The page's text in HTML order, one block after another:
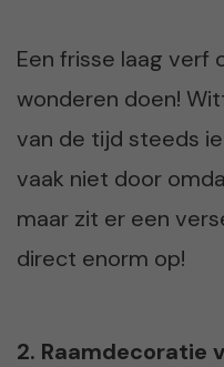
Een frisse laag verf
wonderen doen!
van de tijd steeds
vaak niet door
maar zit er een
direct enorm op!
2. Raamdecoratie